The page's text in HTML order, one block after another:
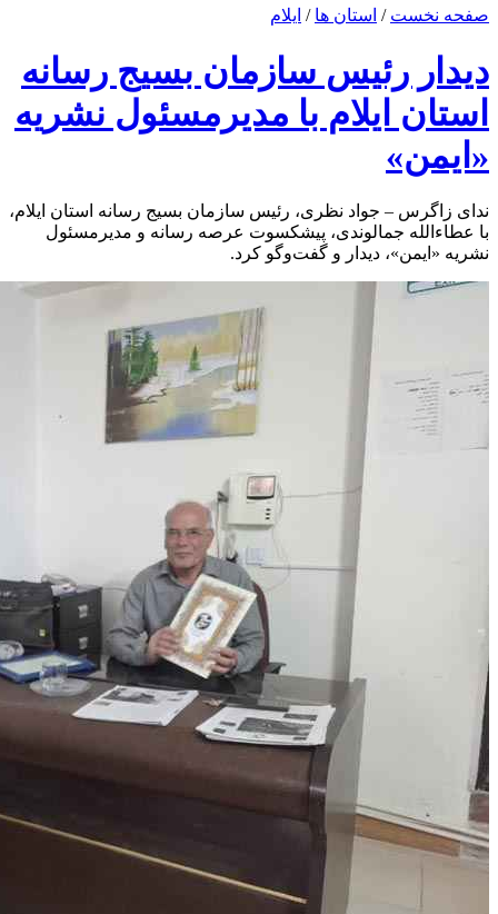
صفحه نخست / استان ها / ایلام
دیدار رئیس سازمان بسیج رسانه
استان ایلام با مدیرمسئول نشریه
«ایمن»
ندای زاگرس – جواد نظری، رئیس سازمان بسیج رسانه استان ایلام،
با عطاءالله جمالوندی، پیشکسوت عرصه رسانه و مدیرمسئول
نشریه «ایمن»، دیدار و گفت‌وگو کرد.